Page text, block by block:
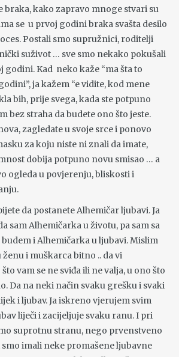
braka, kako zapravo mnoge stvari su
se u prvoj godini braka svašta desilo
Postali smo supružnici, roditelji
suživot … sve smo nekako pokušali
godini. Kad neko kaže “ma šta to
ja kažem “e vidite, kod mene
bih, prije svega, kada ste potpuno
bez straha da budete ono što jeste.
zagledate u svoje srce i ponovo
za koju niste ni znali da imate,
dobija potpuno novu smisao … a
ogleda u povjerenju, bliskosti i
da postanete Alhemičar ljubavi. Ja
sam Alhemičarka u životu, pa sam sa
budem i Alhemičarka u ljubavi. Mislim
ženu i muškarca bitno .. da vi
vam se ne sviđa ili ne valja, u ono što
Da na neki način svaku grešku i svaki
i ljubav. Ja iskreno vjerujem svim
liječi i zacijeljuje svaku ranu. I pri
suprotnu stranu, nego prvenstveno
smo imali neke promašene ljubavne